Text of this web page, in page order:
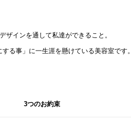
ザインを通して私達ができること。
する事」に一生涯を懸けている美容室です。
3つのお約束